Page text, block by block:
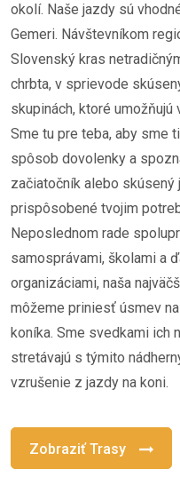
okolí. Naše jazdy sú
Gemeri. Návštevníkom
Slovenský kras
chrbta, v sprievode
skupinách, ktoré
Sme tu pre teba, aby sme
spôsob dovolenky a
začiatočník alebo skúsený
prispôsobené tvojim
Neposlednom rade
samosprávami, školami a
organizáciami, naša
môžeme priniesť úsmev
koníka. Sme svedkami ich
stretávajú s týmito
vzrušenie z jazdy na koni.
Zobraziť Trasy